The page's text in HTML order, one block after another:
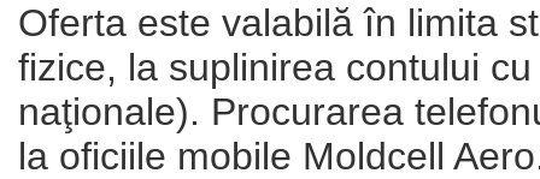
Oferta este valabilă în limita
fizice, la suplinirea contului
naţionale). Procurarea
la oficiile mobile Moldcell